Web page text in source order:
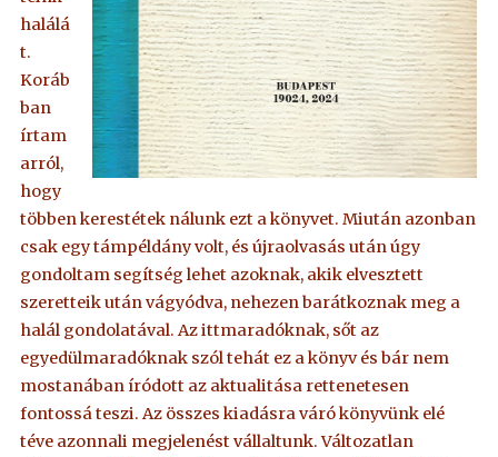
halálá
t.
Koráb
ban
írtam
arról,
hogy
többen kerestétek nálunk ezt a könyvet. Miután azonban
csak egy támpéldány volt, és újraolvasás után úgy
gondoltam segítség lehet azoknak, akik elvesztett
szeretteik után vágyódva, nehezen barátkoznak meg a
halál gondolatával. Az ittmaradóknak, sőt az
egyedülmaradóknak szól tehát ez a könyv és bár nem
mostanában íródott az aktualitása rettenetesen
fontossá teszi. Az összes kiadásra váró könyvünk elé
téve azonnali megjelenést vállaltunk. Változatlan